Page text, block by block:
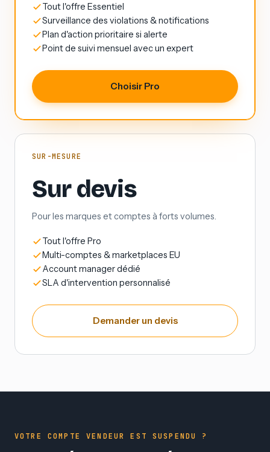
Tout l'offre Essentiel
Surveillance des violations & notifications
Plan d'action prioritaire si alerte
Point de suivi mensuel avec un expert
Choisir Pro
SUR-MESURE
Sur devis
Pour les marques et comptes à forts volumes.
Tout l'offre Pro
Multi-comptes & marketplaces EU
Account manager dédié
SLA d'intervention personnalisé
Demander un devis
VOTRE COMPTE VENDEUR EST SUSPENDU ?